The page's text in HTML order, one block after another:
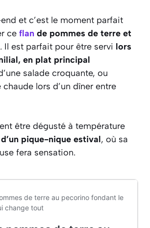
et c’est le moment parfait
ce flan de pommes de terre et
. Il est parfait pour être servi lors
en plat principal
salade croquante, ou
lors d’un dîner entre
être dégusté à température
pique-nique estival, où sa
fera sensation.